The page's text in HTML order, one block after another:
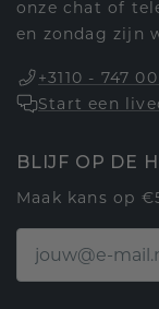
onze chat of
en zondag zijn
+3110 - 747
Start een
BLIJF OP DE
Maak kans op